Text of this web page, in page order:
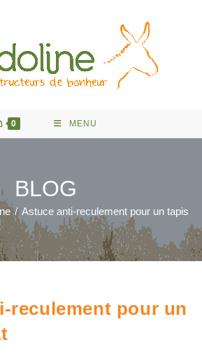
0 MENU
BLOG
/ Astuce anti-reculement pour un tapis
reculement pour un